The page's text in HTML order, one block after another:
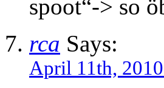
spoot“-> so
rca Says:
April 11th,